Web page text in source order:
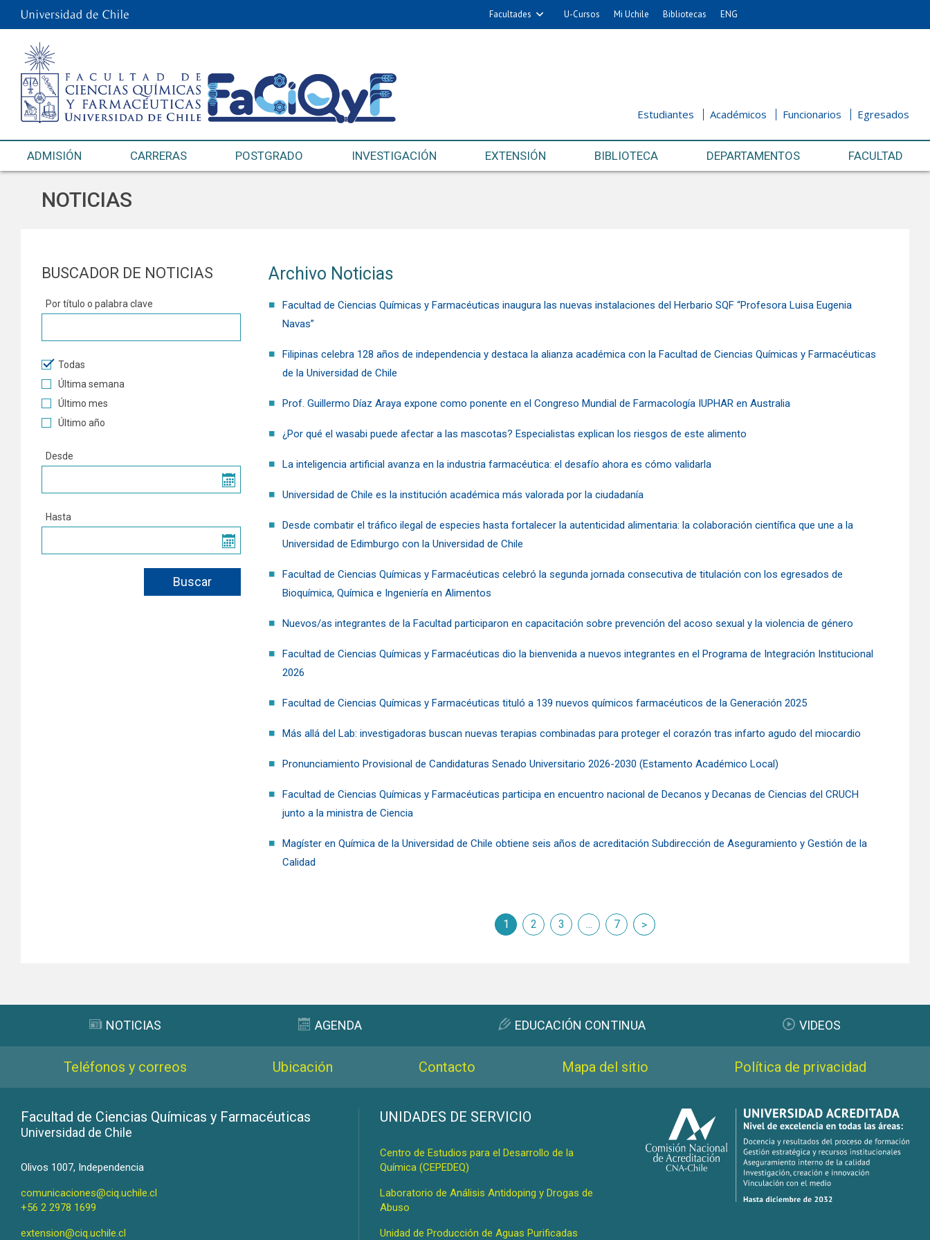
Facultades U-Cursos Mi Uchile Bibliotecas ENG
Estudiantes Académicos Funcionarios Egresados
ADMISIÓN CARRERAS POSTGRADO INVESTIGACIÓN EXTENSIÓN BIBLIOTECA DEPARTAMENTOS FACULTAD
NOTICIAS
BUSCADOR DE NOTICIAS
Por título o palabra clave
Todas
Última semana
Último mes
Último año
Desde
Hasta
Archivo Noticias
Facultad de Ciencias Químicas y Farmacéuticas inaugura las nuevas instalaciones del Herbario SQF “Profesora Luisa Eugenia
Navas”
Filipinas celebra 128 años de independencia y destaca la alianza académica con la Facultad de Ciencias Químicas y Farmacéuticas
de la Universidad de Chile
Prof. Guillermo Díaz Araya expone como ponente en el Congreso Mundial de Farmacología IUPHAR en Australia
¿Por qué el wasabi puede afectar a las mascotas? Especialistas explican los riesgos de este alimento
La inteligencia artificial avanza en la industria farmacéutica: el desafío ahora es cómo validarla
Universidad de Chile es la institución académica más valorada por la ciudadanía
Desde combatir el tráfico ilegal de especies hasta fortalecer la autenticidad alimentaria: la colaboración científica que une a la
Universidad de Edimburgo con la Universidad de Chile
Facultad de Ciencias Químicas y Farmacéuticas celebró la segunda jornada consecutiva de titulación con los egresados de
Bioquímica, Química e Ingeniería en Alimentos
Nuevos/as integrantes de la Facultad participaron en capacitación sobre prevención del acoso sexual y la violencia de género
Facultad de Ciencias Químicas y Farmacéuticas dio la bienvenida a nuevos integrantes en el Programa de Integración Institucional
2026
Facultad de Ciencias Químicas y Farmacéuticas tituló a 139 nuevos químicos farmacéuticos de la Generación 2025
Más allá del Lab: investigadoras buscan nuevas terapias combinadas para proteger el corazón tras infarto agudo del miocardio
Pronunciamiento Provisional de Candidaturas Senado Universitario 2026-2030 (Estamento Académico Local)
Facultad de Ciencias Químicas y Farmacéuticas participa en encuentro nacional de Decanos y Decanas de Ciencias del CRUCH
junto a la ministra de Ciencia
Magíster en Química de la Universidad de Chile obtiene seis años de acreditación Subdirección de Aseguramiento y Gestión de la
Calidad
1 2 3 ... 7
siguiente
NOTICIAS AGENDA EDUCACIÓN CONTINUA VIDEOS
Teléfonos y correos Ubicación Contacto Mapa del sitio Política de privacidad
Facultad de Ciencias Químicas y Farmacéuticas
Universidad de Chile
Olivos 1007, Independencia
comunicaciones@ciq.uchile.cl
+56 2 2978 1699
extension@ciq.uchile.cl
UNIDADES DE SERVICIO
Centro de Estudios para el Desarrollo de la
Química (CEPEDEQ)
Laboratorio de Análisis Antidoping y Drogas de
Abuso
Unidad de Producción de Aguas Purificadas